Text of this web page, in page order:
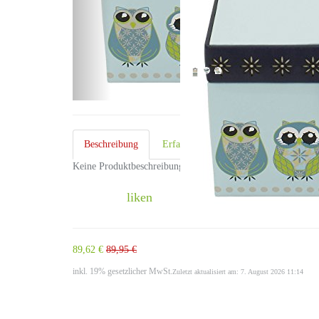
Beschreibung Erfahrungsberichte 0
Keine Produktbeschreibung gefunden!
liken teilen
89,62 € 89,95 €
inkl. 19% gesetzlicher MwSt.Zuletzt aktualisiert am: 7. August 2026 11:14